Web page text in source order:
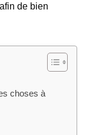
de bien
choses à